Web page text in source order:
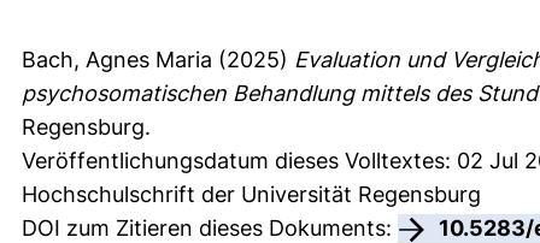
Bach, Agnes Maria (2025) Evaluation und
psychosomatischen Behandlung mittels des
Regensburg.
Veröffentlichungsdatum dieses Volltextes: 02 Jul
Hochschulschrift der Universität Regensburg
DOI zum Zitieren dieses Dokuments:
10.5283/